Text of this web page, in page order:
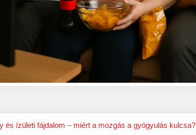
és ízületi fájdalom – miért a mozgás a gyógyulás kulcsa?